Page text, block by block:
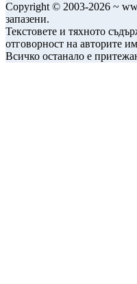
Copyright © 2003-2026 ~
запазени.
Текстовете и тяхното
отговорност на авторите
Всичко останало е